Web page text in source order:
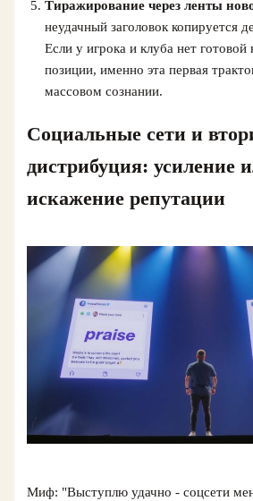
Тиражирование через ленты
неудачный заголовок копируется
Если у игрока и клуба нет
позиции, именно эта первая
массовом сознании.
Социальные сети и
дистрибуция: усиление
искажение репутации
Миф: "Выступлю удачно - соцсети